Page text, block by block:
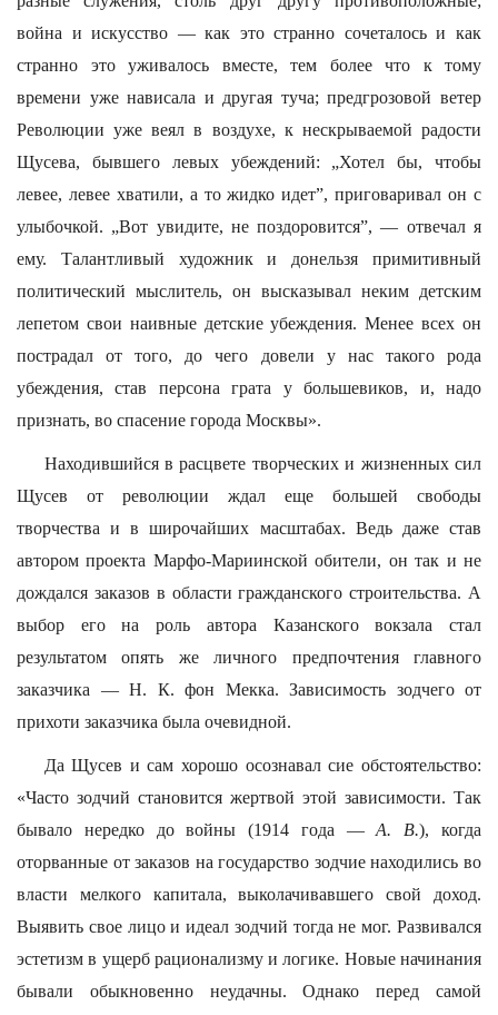
война и искусство — как это странно сочеталось и как
странно это уживалось вместе, тем более что к тому
времени уже нависала и другая туча; предгрозовой ветер
Революции уже веял в воздухе, к нескрываемой радости
Щусева, бывшего левых убеждений: „Хотел бы, чтобы
левее, левее хватили, а то жидко идет”, приговаривал он с
улыбочкой. „Вот увидите, не поздоровится”, — отвечал я
ему. Талантливый художник и донельзя примитивный
политический мыслитель, он высказывал неким детским
лепетом свои наивные детские убеждения. Менее всех он
пострадал от того, до чего довели у нас такого рода
убеждения, став персона грата у большевиков, и, надо
признать, во спасение города Москвы».
Находившийся в расцвете творческих и жизненных сил
Щусев от революции ждал еще большей свободы
творчества и в широчайших масштабах. Ведь даже став
автором проекта Марфо-Мариинской обители, он так и не
дождался заказов в области гражданского строительства. А
выбор его на роль автора Казанского вокзала стал
результатом опять же личного предпочтения главного
заказчика — Н. К. фон Мекка. Зависимость зодчего от
прихоти заказчика была очевидной.
Да Щусев и сам хорошо осознавал сие обстоятельство:
«Часто зодчий становится жертвой этой зависимости. Так
бывало нередко до войны (1914 года —А. В.), когда
оторванные от заказов на государство зодчие находились во
власти мелкого капитала, выколачивавшего свой доход.
Выявить свое лицо и идеал зодчий тогда не мог. Развивался
эстетизм в ущерб рационализму и логике. Новые начинания
бывали обыкновенно неудачны. Однако перед самой